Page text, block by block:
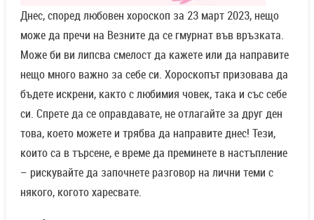
Днес, според любовен хороскоп за 23 март 2023, нещо
може да пречи на Везните да се гмурнат във връзката.
Може би ви липсва смелост да кажете или да направите
нещо много важно за себе си. Хороскопът призовава да
бъдете искрени, както с любимия човек, така и със себе
си. Спрете да се оправдавате, не отлагайте за друг ден
това, което можете и трябва да направите днес! Тези,
които са в търсене, е време да преминете в настъпление
– рискувайте да започнете разговор на лични теми с
някого, когото харесвате.